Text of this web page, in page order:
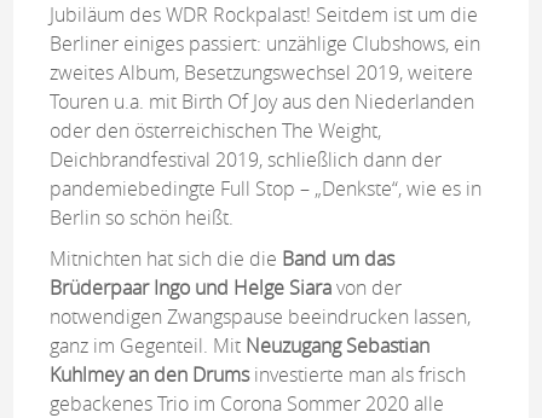
Jubiläum des WDR Rockpalast! Seitdem ist um die
Berliner einiges passiert: unzählige Clubshows, ein
zweites Album, Besetzungswechsel 2019, weitere
Touren u.a. mit Birth Of Joy aus den Niederlanden
oder den österreichischen The Weight,
Deichbrandfestival 2019, schließlich dann der
pandemiebedingte Full Stop – „Denkste“, wie es in
Berlin so schön heißt.
Mitnichten hat sich die die Band um das
Brüderpaar Ingo und Helge Siaravon der
notwendigen Zwangspause beeindrucken lassen,
ganz im Gegenteil. Mit Neuzugang Sebastian
Kuhlmeyan den Drumsinvestierte man als frisch
gebackenes Trio im Corona Sommer 2020 alle